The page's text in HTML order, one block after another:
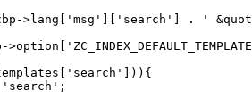
>lang['msg']['search'] . '